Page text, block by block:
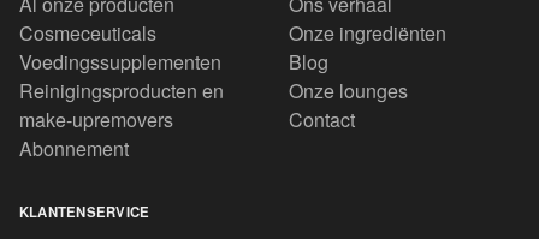
Cosmeceuticals
Voedingssupplementen
Reinigingsproducten en
make-upremovers
Abonnement
Onze ingrediënten
Blog
Onze lounges
Contact
KLANTENSERVICE